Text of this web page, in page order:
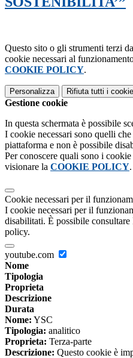
Questo sito o gli strumenti terzi
cookie necessari al
COOKIE POLICY.
Personalizza Rifiuta tutti i
Gestione cookie
In questa schermata è possibile
I cookie necessari sono quelli
piattaforma e non è possibile
Per conoscere quali sono i
visionare la COOKIE POLICY.
Cookie necessari per il
I cookie necessari per il
disabilitati. È possibile
policy.
youtube.com
Nome
Tipologia
Proprieta
Descrizione
Durata
Nome: YSC
Tipologia: analitico
Proprieta: Terza-parte
Descrizione: Questo cookie è